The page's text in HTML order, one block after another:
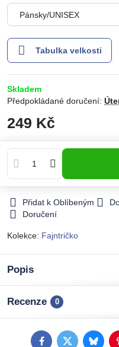
Tabulka velkosti
Skladem
Předpokládané doručení:
249 Kč
Přidat k Oblíbeným
Doručení
Kolekce: Fajntričko
Popis
Recenze 0
FacebookTwitter